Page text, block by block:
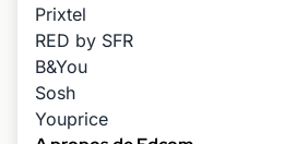
Prixtel
RED by SFR
B&You
Sosh
Youprice